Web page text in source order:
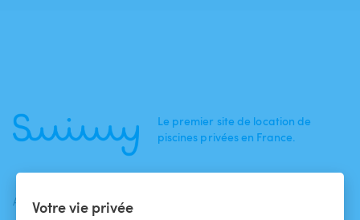
Votre vie privée
Le premier site de location de
piscines privées en France.
ACTUALITÉS